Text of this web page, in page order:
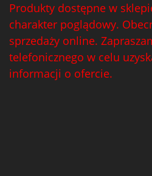
Produkty dostępne w
charakter poglądowy.
sprzedaży online.
telefonicznego w celu
informacji o ofercie.